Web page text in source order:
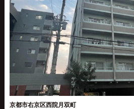
京都市右京区西院月双町